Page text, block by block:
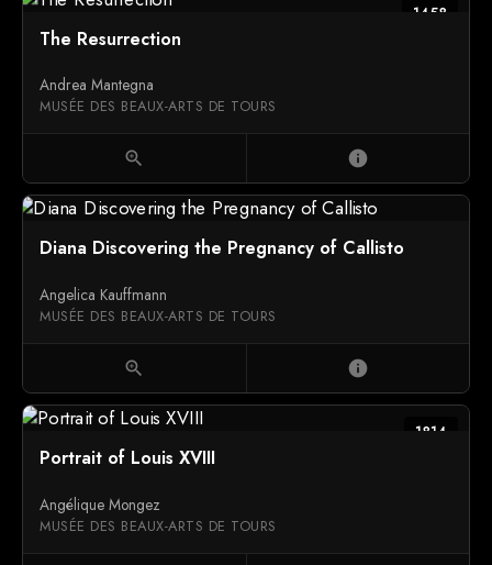
1458
The Resurrection
Andrea Mantegna
MUSÉE DES BEAUX-ARTS DE TOURS
zoom_in info
Diana Discovering the Pregnancy of Callisto
Angelica Kauffmann
MUSÉE DES BEAUX-ARTS DE TOURS
zoom_in info
1814
Portrait of Louis XVIII
Angélique Mongez
MUSÉE DES BEAUX-ARTS DE TOURS